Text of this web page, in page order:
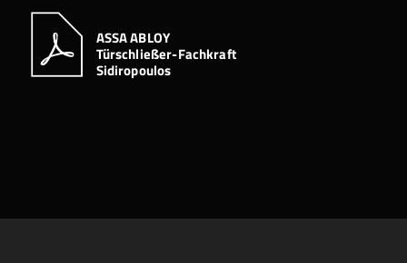
ASSA ABLOY
Türschließer-Fachkraft
Sidiropoulos